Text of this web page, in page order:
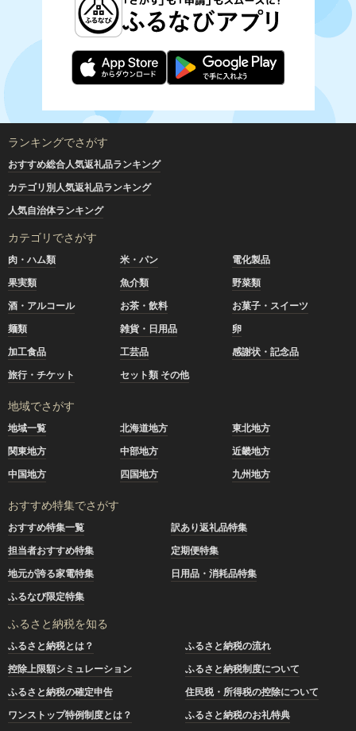
ランキングでさがす
おすすめ総合人気返礼品ランキング
カテゴリ別人気返礼品ランキング
人気自治体ランキング
カテゴリでさがす
肉・ハム類 米・パン
電化製品
果実類
魚介類
野菜類
酒・アルコール
お茶・飲料
お菓子・スイーツ
麺類
雑貨・日用品
卵
加工食品
工芸品
感謝状・記念品
旅行・チケット
セット類 その他
地域でさがす
地域一覧 北海道地方
東北地方
関東地方
中部地方
近畿地方
中国地方
四国地方 九州地方
おすすめ特集でさがす
おすすめ特集一覧
訳あり返礼品特集
担当者おすすめ特集
定期便特集
地元が誇る家電特集
日用品・消耗品特集
ふるなび限定特集
ふるさと納税を知る
ふるさと納税とは？
ふるさと納税の流れ
控除上限額シミュレーション
ふるさと納税制度について
ふるさと納税の確定申告
住民税・所得税の控除について
ワンストップ特例制度とは？
ふるさと納税のお礼特典